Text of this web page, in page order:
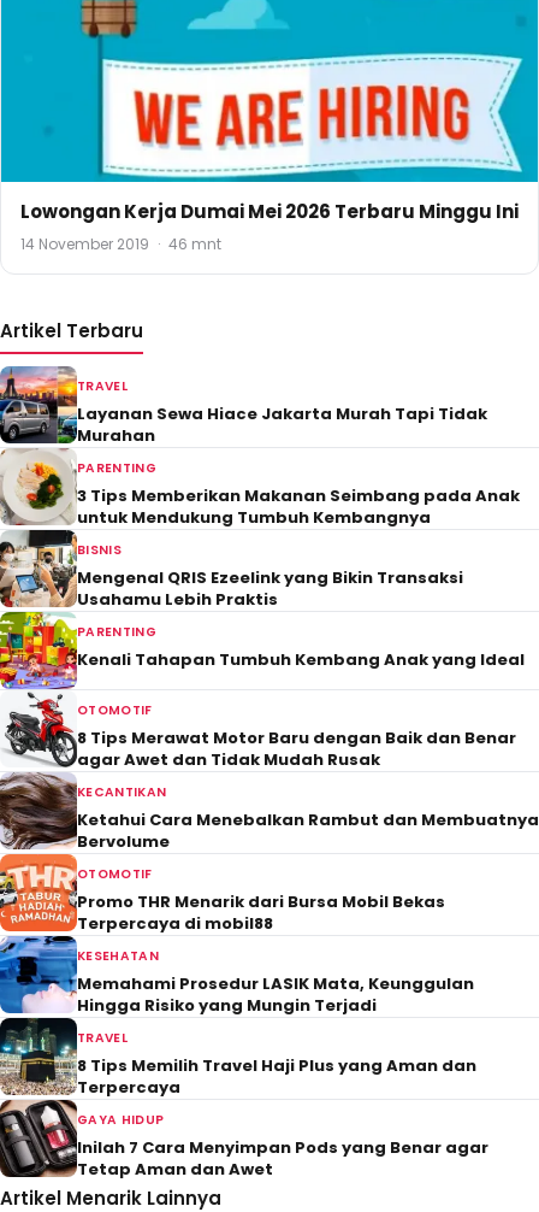
Lowongan Kerja Dumai Mei 2026 Terbaru Minggu Ini
14 November 2019 · 46 mnt
Artikel Terbaru
TRAVEL
Layanan Sewa Hiace Jakarta Murah Tapi Tidak
Murahan
PARENTING
3 Tips Memberikan Makanan Seimbang pada Anak
untuk Mendukung Tumbuh Kembangnya
BISNIS
Mengenal QRIS Ezeelink yang Bikin Transaksi
Usahamu Lebih Praktis
PARENTING
Kenali Tahapan Tumbuh Kembang Anak yang Ideal
OTOMOTIF
8 Tips Merawat Motor Baru dengan Baik dan Benar
agar Awet dan Tidak Mudah Rusak
KECANTIKAN
Ketahui Cara Menebalkan Rambut dan Membuatnya
Bervolume
OTOMOTIF
Promo THR Menarik dari Bursa Mobil Bekas
Terpercaya di mobil88
KESEHATAN
Memahami Prosedur LASIK Mata, Keunggulan
Hingga Risiko yang Mungin Terjadi
TRAVEL
8 Tips Memilih Travel Haji Plus yang Aman dan
Terpercaya
GAYA HIDUP
Inilah 7 Cara Menyimpan Pods yang Benar agar
Tetap Aman dan Awet
Artikel Menarik Lainnya